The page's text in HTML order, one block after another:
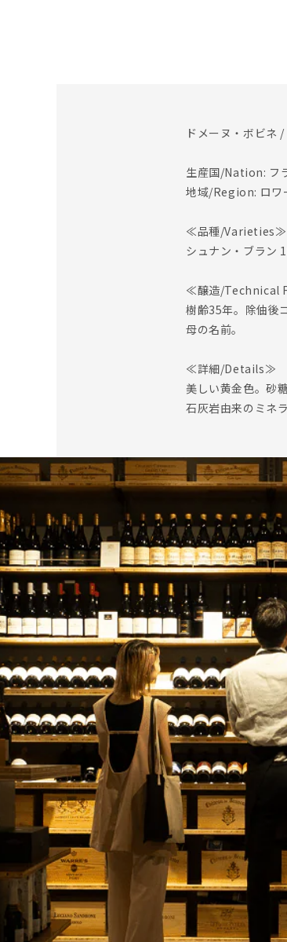
ドメーヌ・ボビネ
生産国/Nation: フ
地域/Region: ロ
≪品種/Varieties≫
シュナン・ブラン
≪醸造/Technical
樹齢35年。除伷後
母の名前。
≪詳細/Details≫
美しい黄金色。砂
石灰岩由来のミネ